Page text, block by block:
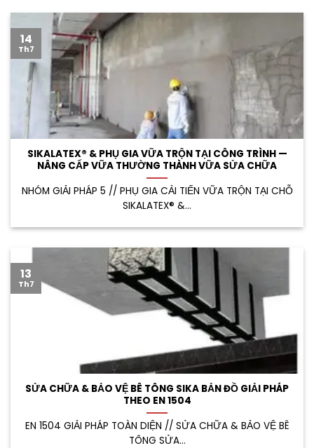
SIKALATEX® & PHỤ GIA VỮA TRỘN TẠI CÔNG TRÌNH —
NÂNG CẤP VỮA THƯỜNG THÀNH VỮA SỬA CHỮA
NHÓM GIẢI PHÁP 5 // PHỤ GIA CẢI TIẾN VỮA TRỘN TẠI CHỖ
SIKALATEX® &...
14
Th7
SỬA CHỮA & BẢO VỆ BÊ TÔNG SIKA BẢN ĐỒ GIẢI PHÁP
THEO EN 1504
EN 1504 GIẢI PHÁP TOÀN DIỆN // SỬA CHỮA & BẢO VỆ BÊ
TÔNG SỬA...
13
Th7